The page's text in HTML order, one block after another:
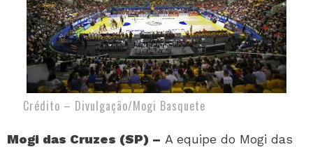
Crédito – Divulgação/Mogi Basquete
Mogi das Cruzes (SP) – A equipe do Mogi das